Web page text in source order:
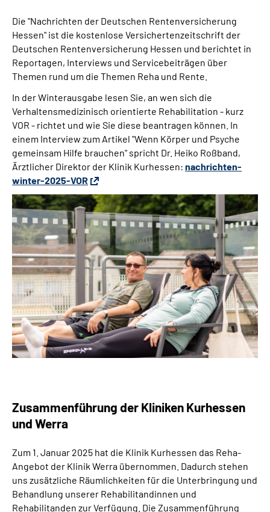
Die "Nachrichten der Deutschen Rentenversicherung
Hessen" ist die kostenlose Versichertenzeitschrift der
Deutschen Rentenversicherung Hessen und berichtet in
Reportagen, Interviews und Servicebeiträgen über
Themen rund um die Themen Reha und Rente.
In der Winterausgabe lesen Sie, an wen sich die
Verhaltensmedizinisch orientierte Rehabilitation - kurz
VOR - richtet und wie Sie diese beantragen können. In
einem Interview zum Artikel "Wenn Körper und Psyche
gemeinsam Hilfe brauchen" spricht Dr. Heiko Roßband,
Ärztlicher Direktor der Klinik Kurhessen: nachrichten-
winter-2025-VOR
Zusammenführung der Kliniken Kurhessen
und Werra
Zum 1. Januar 2025 hat die Klinik Kurhessen das Reha-
Angebot der Klinik Werra übernommen. Dadurch stehen
uns zusätzliche Räumlichkeiten für die Unterbringung und
Behandlung unserer Rehabilitandinnen und
Rehabilitanden zur Verfügung. Die Zusammenführung